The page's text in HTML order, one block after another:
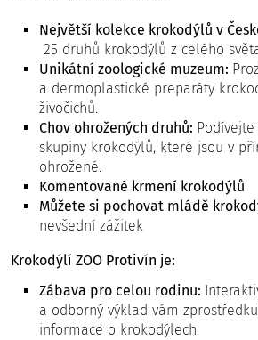
Největší kolekce krokodýlů v
25 druhů krokodýlů z celého
Unikátní zoologické muzeum:
a dermoplastické preparáty
živočichů.
Chov ohrožených druhů:
skupiny krokodýlů, které jsou v
ohrožené.
Komentované krmení krokodýlů
Můžete si pochovat mládě
nevšední zážitek
Krokodýlí ZOO Protivín je:
Zábava pro celou rodinu:
a odborný výklad vám
informace o krokodýlech.